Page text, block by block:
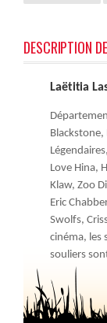
DESCRIPTION
Laëtitia
Blackstone,
Love Hina,
Klaw, Zoo
Eric
Swolfs,
cinéma, les
souliers